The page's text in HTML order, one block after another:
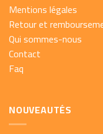
Mentions légales
Retour et
Qui sommes-nous
Contact
Faq
NOUVEAUTÉS